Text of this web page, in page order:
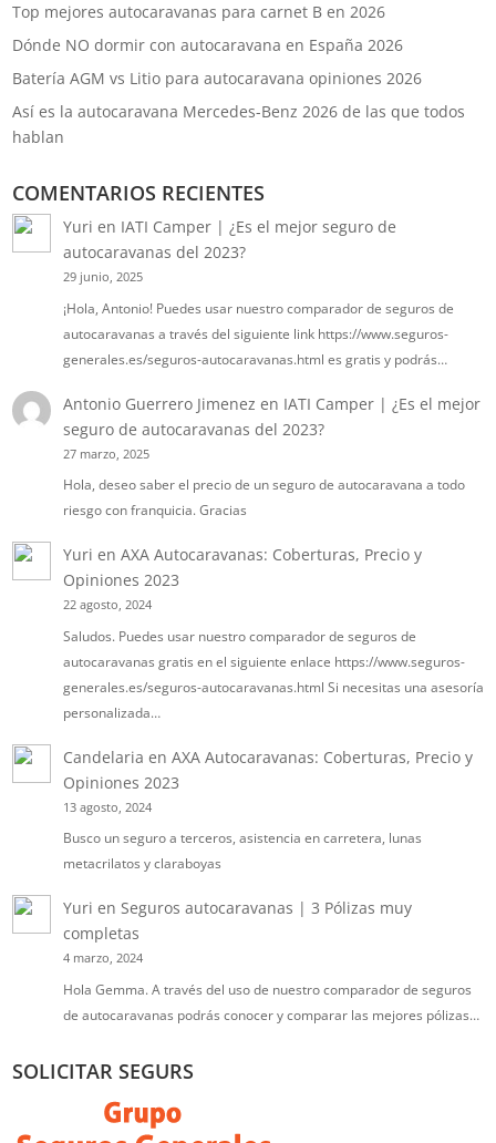
Top mejores autocaravanas para carnet B en 2026
Dónde NO dormir con autocaravana en España 2026
Batería AGM vs Litio para autocaravana opiniones 2026
Así es la autocaravana Mercedes-Benz 2026 de las que todos
hablan
COMENTARIOS RECIENTES
Yuri en IATI Camper | ¿Es el mejor seguro de
autocaravanas del 2023?
29 junio, 2025
¡Hola, Antonio! Puedes usar nuestro comparador de seguros de
autocaravanas a través del siguiente link https://www.seguros-
generales.es/seguros-autocaravanas.html es gratis y podrás…
Antonio Guerrero Jimenez en IATI Camper | ¿Es el mejor
seguro de autocaravanas del 2023?
27 marzo, 2025
Hola, deseo saber el precio de un seguro de autocaravana a todo
riesgo con franquicia. Gracias
Yuri en AXA Autocaravanas: Coberturas, Precio y
Opiniones 2023
22 agosto, 2024
Saludos. Puedes usar nuestro comparador de seguros de
autocaravanas gratis en el siguiente enlace https://www.seguros-
generales.es/seguros-autocaravanas.html Si necesitas una asesoría
personalizada…
Candelaria en AXA Autocaravanas: Coberturas, Precio y
Opiniones 2023
13 agosto, 2024
Busco un seguro a terceros, asistencia en carretera, lunas
metacrilatos y claraboyas
Yuri en Seguros autocaravanas | 3 Pólizas muy
completas
4 marzo, 2024
Hola Gemma. A través del uso de nuestro comparador de seguros
de autocaravanas podrás conocer y comparar las mejores pólizas…
SOLICITAR SEGURS